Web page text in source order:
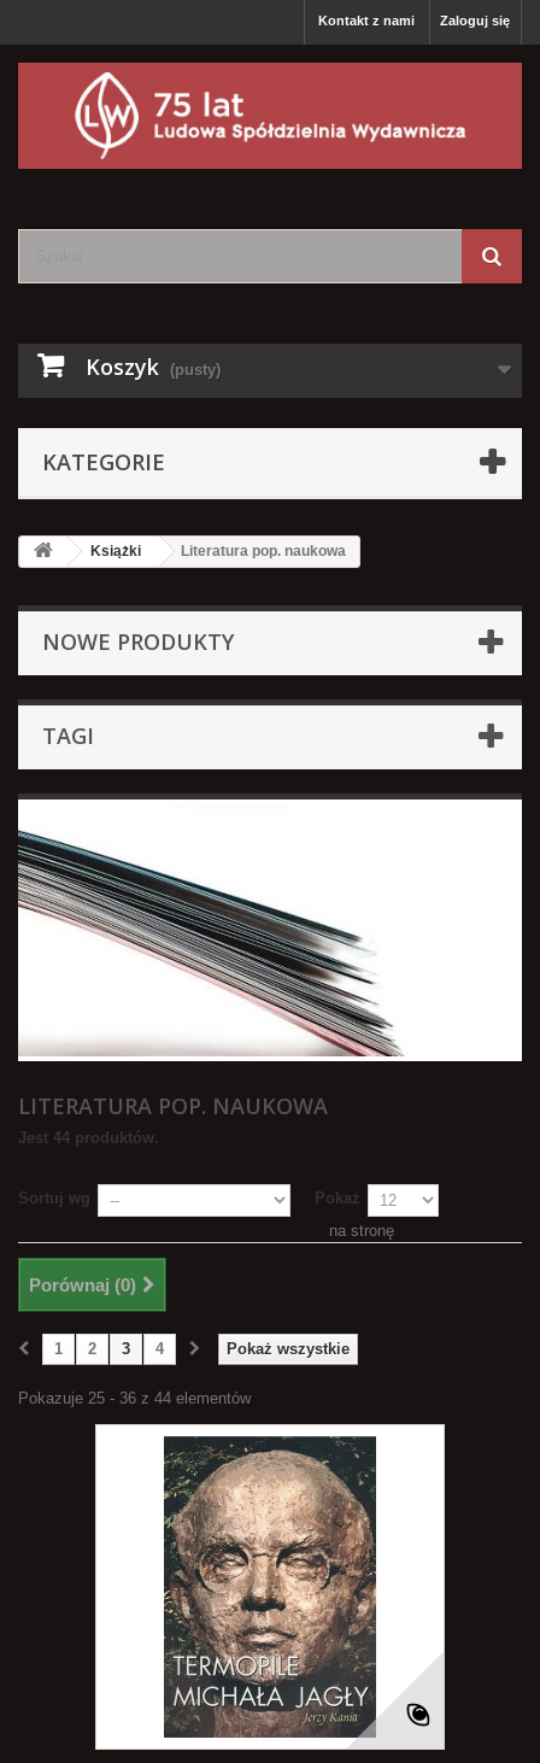
Zaloguj się
Kontakt z nami
Koszyk (pusty)
KATEGORIE
Książki Literatura pop. naukowa
NOWE PRODUKTY
TAGI
LITERATURA POP. NAUKOWA
Jest 44 produktów.
Sortuj wg
Pokaż
na stronę
Porównaj (0)
Pokaż wszystkie
1 2 3 4
Pokazuje 25 - 36 z 44 elementów